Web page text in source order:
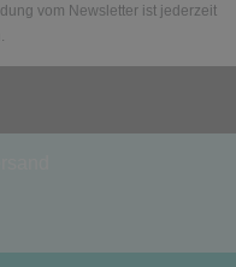
vom Newsletter ist jederzeit